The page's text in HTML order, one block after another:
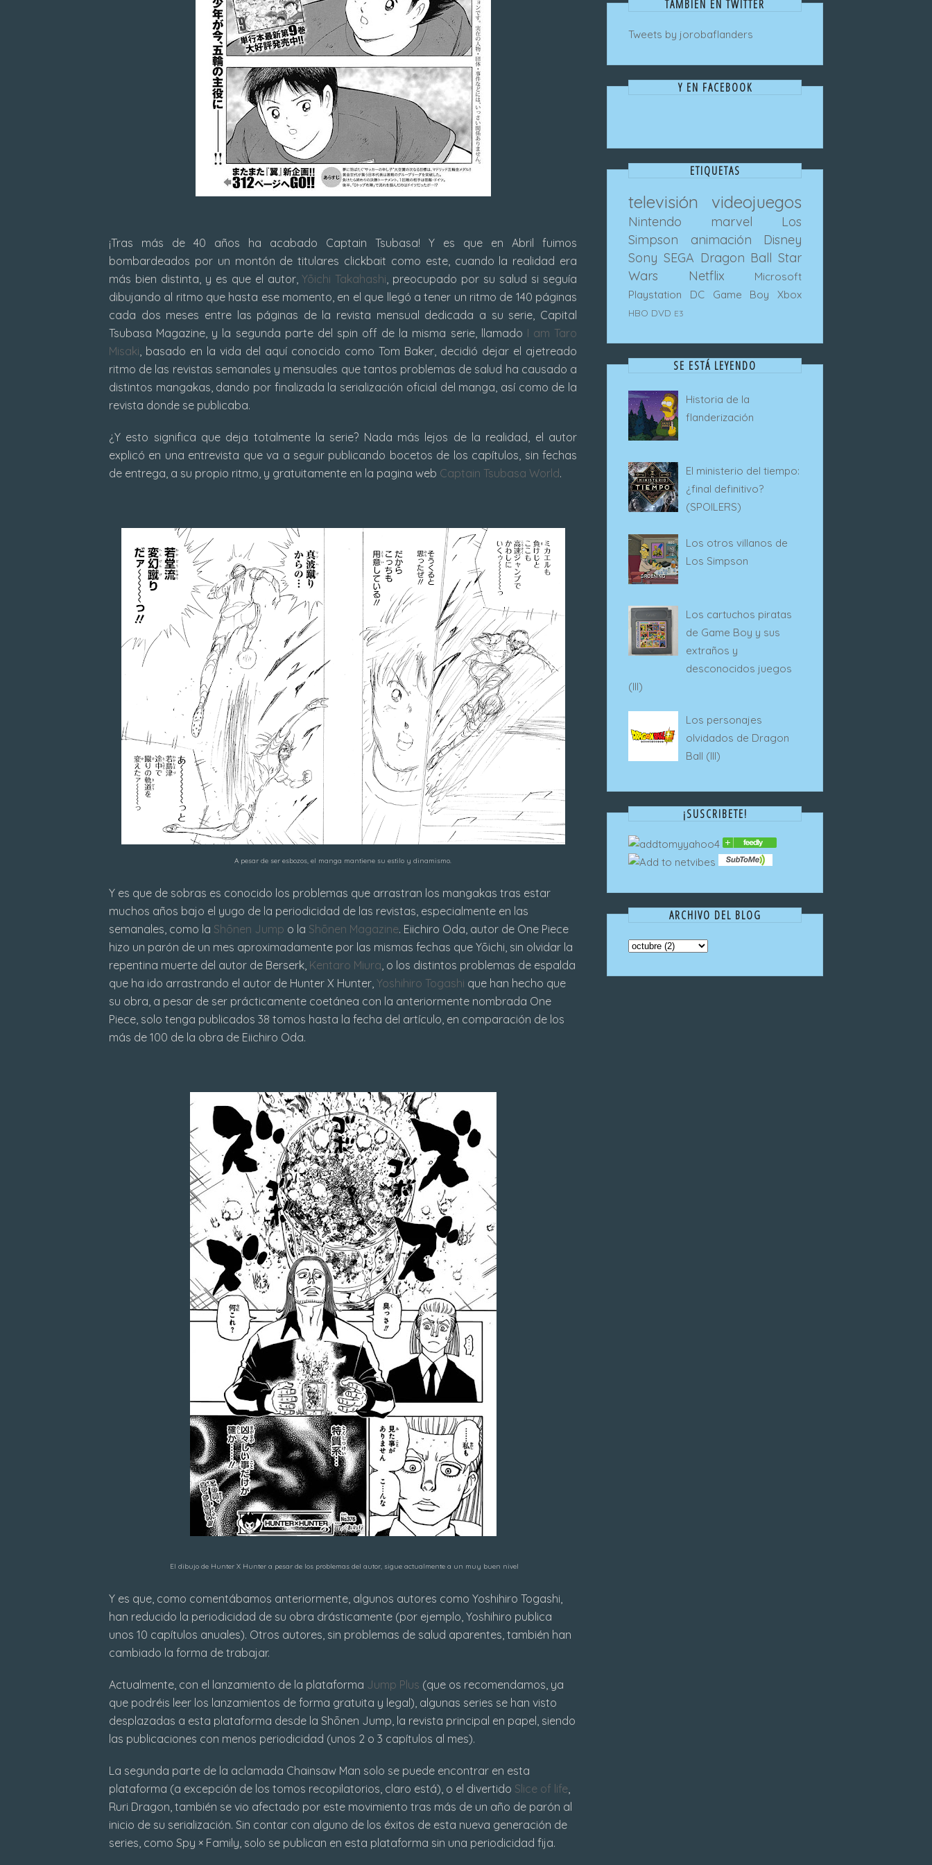
¡Tras más de 40 años ha acabado Captain Tsubasa! Y es que en Abril fuimos
bombardeados por un montón de titulares clickbait como este, cuando la realidad era
más bien distinta, y es que el autor,Yōichi Takahashi, preocupado por su salud si seguía
dibujando al ritmo que hasta ese momento, en el que llegó a tener un ritmo de 140 páginas
cada dos meses entre las páginas de la revista mensual dedicada a su serie, Capital
Tsubasa Magazine, y la segunda parte del spin off de la misma serie, llamado I am Taro
Misaki, basado en la vida del aquí conocido como Tom Baker, decidió dejar el ajetreado
ritmo de las revistas semanales y mensuales que tantos problemas de salud ha causado a
distintos mangakas, dando por finalizada la serialización oficial del manga, así como de la
revista donde se publicaba.
¿Y esto significa que deja totalmente la serie? Nada más lejos de la realidad, el autor
explicó en una entrevista que va a seguir publicando bocetos de los capítulos, sin fechas
de entrega, a su propio ritmo, y gratuitamente en la pagina web Captain Tsubasa World.
A pesar de ser esbozos, el manga mantiene su estilo y dinamismo.
Y es que de sobras es conocido los problemas que arrastran los mangakas tras estar
muchos años bajo el yugo de la periodicidad de las revistas, especialmente en las
semanales, como la Shōnen Jump o la Shōnen Magazine. Eiichiro Oda, autor de One Piece
hizo un parón de un mes aproximadamente por las mismas fechas que Yōichi, sin olvidar la
repentina muerte del autor de Berserk, Kentaro Miura, o los distintos problemas de espalda
que ha ido arrastrando el autor de Hunter X Hunter, Yoshihiro Togashi que han hecho que
su obra, a pesar de ser prácticamente coetánea con la anteriormente nombrada One
Piece, solo tenga publicados 38 tomos hasta la fecha del artículo, en comparación de los
más de 100 de la obra de Eiichiro Oda.
El dibujo de Hunter X Hunter a pesar de los problemas del autor, sigue actualmente a un muy buen nivel
Y es que, como comentábamos anteriormente, algunos autores como Yoshihiro Togashi,
han reducido la periodicidad de su obra drásticamente (por ejemplo, Yoshihiro publica
unos 10 capítulos anuales). Otros autores, sin problemas de salud aparentes, también han
cambiado la forma de trabajar.
Actualmente, con el lanzamiento de la plataforma Jump Plus (que os recomendamos, ya
que podréis leer los lanzamientos de forma gratuita y legal), algunas series se han visto
desplazadas a esta plataforma desde la Shōnen Jump, la revista principal en papel, siendo
las publicaciones con menos periodicidad (unos 2 o 3 capítulos al mes).
La segunda parte de la aclamada Chainsaw Man solo se puede encontrar en esta
plataforma (a excepción de los tomos recopilatorios, claro está), o el divertido Slice of life,
Ruri Dragon, también se vio afectado por este movimiento tras más de un año de parón al
inicio de su serialización. Sin contar con alguno de los éxitos de esta nueva generación de
series, como Spy × Family, solo se publican en esta plataforma sin una periodicidad fija.
TAMBIEN EN TWITTER
Tweets by jorobaflanders
Y EN FACEBOOK
ETIQUETAS
televisión videojuegos
Nintendo marvel
Los
Simpson
animación
Disney
Sony SEGA Dragon Ball Star
Wars
Netflix
Microsoft
Playstation
DC Game Boy Xbox
HBO DVD E3
SE ESTÁ LEYENDO
Historia de la
flanderización
El ministerio del tiempo:
¿final definitivo?
(SPOILERS)
Los otros villanos de
Los Simpson
Los cartuchos piratas
de Game Boy y sus
extraños y
desconocidos juegos
(III)
Los personajes
olvidados de Dragon
Ball (III)
¡SUSCRIBETE!
ARCHIVO DEL BLOG